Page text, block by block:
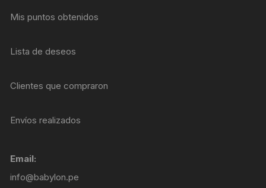
Mis puntos obtenidos
Lista de deseos
Clientes que compraron
Envíos realizados
Email:
info@babylon.pe